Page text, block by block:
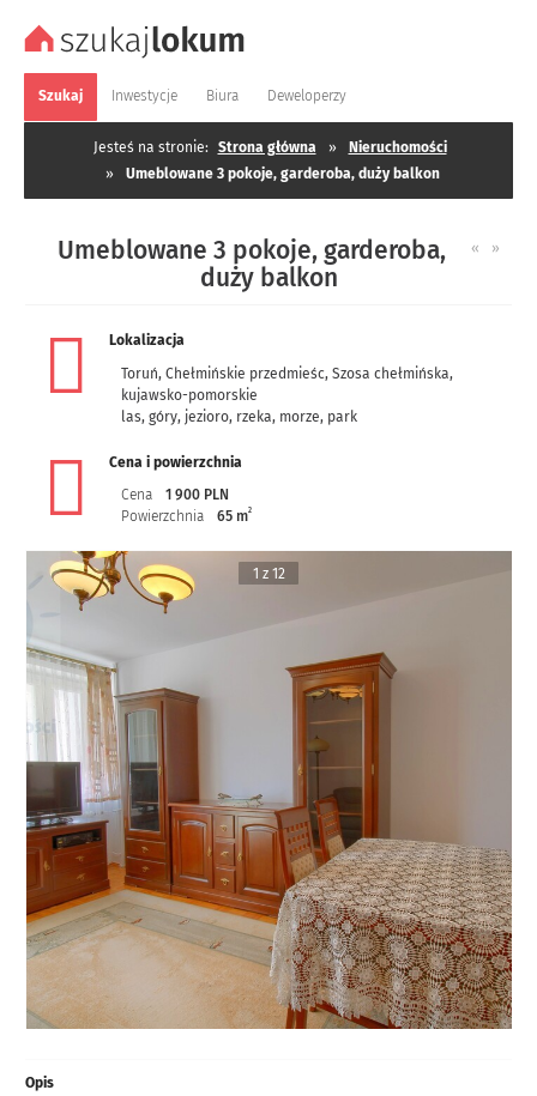
Szukaj Inwestycje Biura Deweloperzy
Jesteś na stronie: Strona główna »
Nieruchomości
»
Umeblowane 3 pokoje, garderoba, duży balkon
« »
Umeblowane 3 pokoje, garderoba,
duży balkon
Lokalizacja
Toruń, Chełmińskie przedmieśc, Szosa chełmińska,
kujawsko-pomorskie
las, góry, jezioro, rzeka, morze, park
Cena i powierzchnia
Cena
1 900 PLN
Powierzchnia
65 m2
1 z 12
Opis